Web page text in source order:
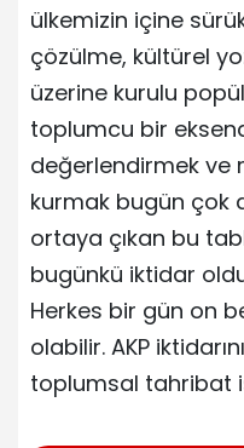
ülkemizin içine
çözülme, kültürel
üzerine kurulu
toplumcu bir
değerlendirmek ve
kurmak bugün çok
ortaya çıkan bu
bugünkü iktidar
Herkes bir gün on
olabilir. AKP
toplumsal tahribat